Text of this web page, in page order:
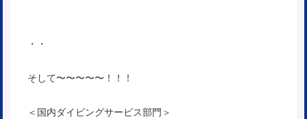
・・
そして〜〜〜〜〜！！！
＜国内ダイビングサービス部門＞